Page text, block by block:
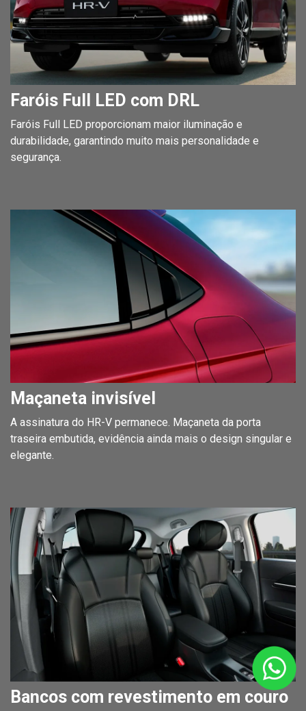
Faróis Full LED com DRL
Faróis Full LED proporcionam maior iluminação e
durabilidade, garantindo muito mais personalidade e
segurança.
Maçaneta invisível
A assinatura do HR-V permanece. Maçaneta da porta
traseira embutida, evidência ainda mais o design singular e
elegante.
Bancos com revestimento em couro